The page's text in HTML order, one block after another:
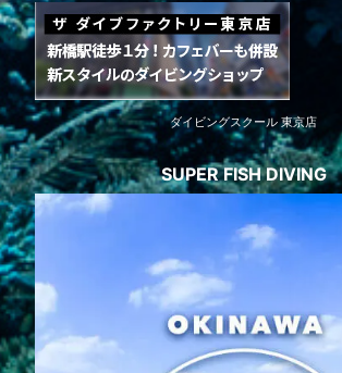
ダイビングスクール 東京店
SUPER FISH DIVING